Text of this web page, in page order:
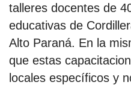
talleres docentes de
educativas de
Alto Paraná. En la
que estas
locales específicos y